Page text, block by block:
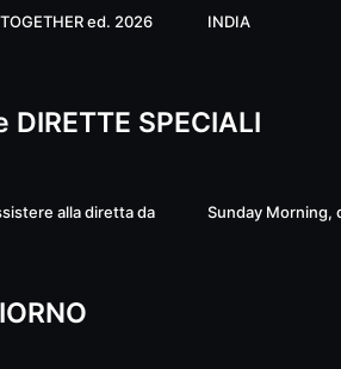
ed. 2026 INDIA
DIRETTE SPECIALI
Live
alla diretta da
Sunday Morning,